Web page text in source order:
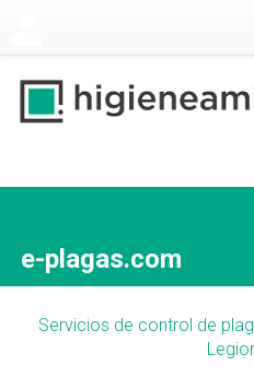
e-plagas.com
Servicios de control de